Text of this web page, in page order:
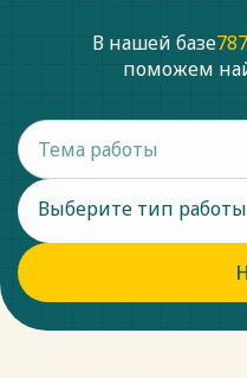
В нашей базе
поможем
Выберите тип работы